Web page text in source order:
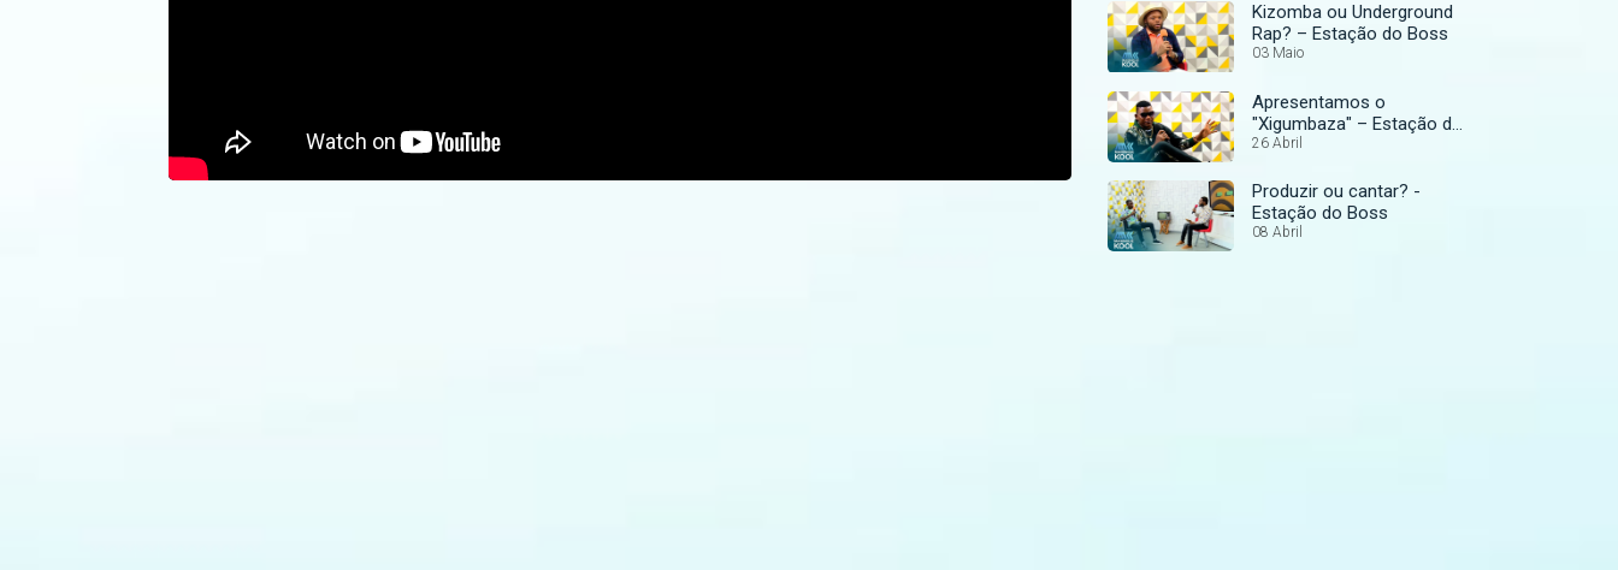
Kizomba ou Underground
Rap? – Estação do Boss
03 Maio
Apresentamos o
"Xigumbaza" – Estação do
Boss
26 Abril
Produzir ou cantar? -
Estação do Boss
08 Abril